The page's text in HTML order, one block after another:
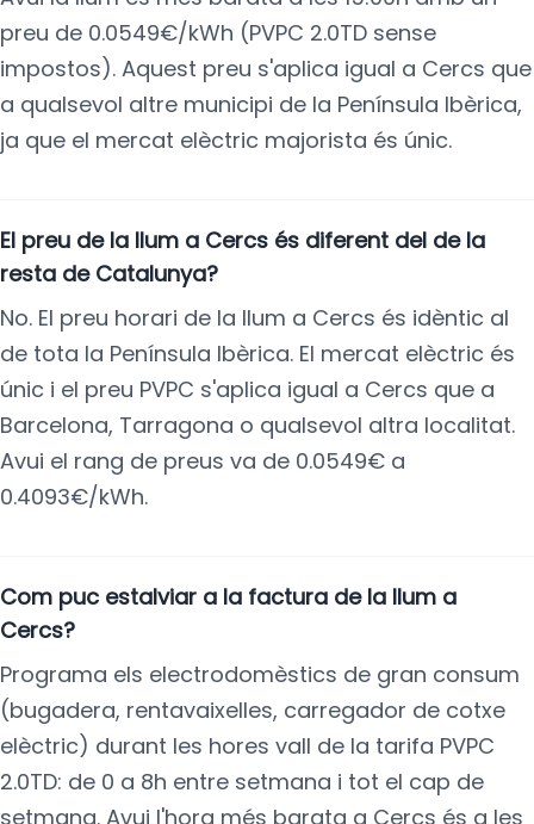
preu de 0.0549€/kWh (PVPC 2.0TD sense
impostos). Aquest preu s'aplica igual a Cercs que
a qualsevol altre municipi de la Península Ibèrica,
ja que el mercat elèctric majorista és únic.
El preu de la llum a Cercs és diferent del de la
resta de Catalunya?
No. El preu horari de la llum a Cercs és idèntic al
de tota la Península Ibèrica. El mercat elèctric és
únic i el preu PVPC s'aplica igual a Cercs que a
Barcelona, Tarragona o qualsevol altra localitat.
Avui el rang de preus va de 0.0549€ a
0.4093€/kWh.
Com puc estalviar a la factura de la llum a
Cercs?
Programa els electrodomèstics de gran consum
(bugadera, rentavaixelles, carregador de cotxe
elèctric) durant les hores vall de la tarifa PVPC
2.0TD: de 0 a 8h entre setmana i tot el cap de
setmana. Avui l'hora més barata a Cercs és a les